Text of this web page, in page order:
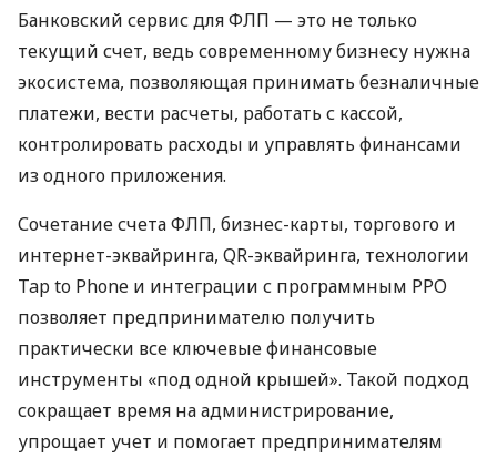
Банковский сервис для ФЛП — это не только
текущий счет, ведь современному бизнесу нужна
экосистема, позволяющая принимать безналичные
платежи, вести расчеты, работать с кассой,
контролировать расходы и управлять финансами
из одного приложения.
Сочетание счета ФЛП, бизнес-карты, торгового и
интернет-эквайринга, QR-эквайринга, технологии
Tap to Phone и интеграции с программным РРО
позволяет предпринимателю получить
практически все ключевые финансовые
инструменты «под одной крышей». Такой подход
сокращает время на администрирование,
упрощает учет и помогает предпринимателям